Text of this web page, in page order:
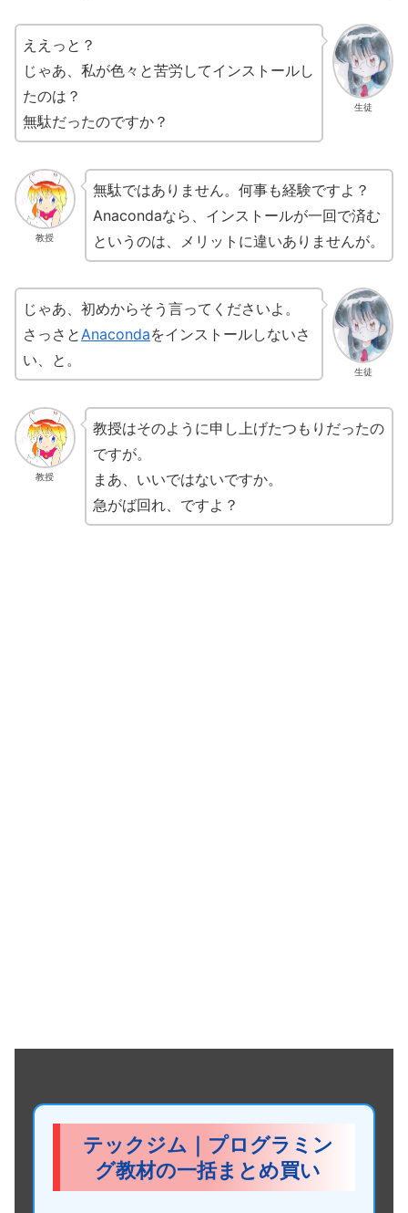
生徒
ええっと？
じゃあ、私が色々と苦労してインストールし
たのは？
無駄だったのですか？
教授
無駄ではありません。何事も経験ですよ？
Anacondaなら、インストールが一回で済む
というのは、メリットに違いありませんが。
生徒
じゃあ、初めからそう言ってくださいよ。
さっさとAnacondaをインストールしないさ
い、と。
教授
教授はそのように申し上げたつもりだったの
ですが。
まあ、いいではないですか。
急がば回れ、ですよ？
テックジム｜プログラミン
グ教材の一括まとめ買い